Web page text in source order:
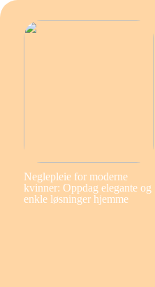
Neglepleie for moderne
kvinner: Oppdag elegante og
enkle løsninger hjemme